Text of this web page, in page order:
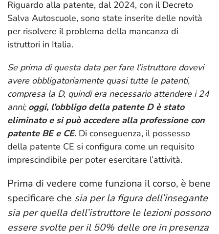
Riguardo alla patente, dal 2024, con il Decreto
Salva Autoscuole, sono state inserite delle novità
per risolvere il problema della mancanza di
istruttori in Italia.
Se prima di questa data per fare l’istruttore dovevi
avere obbligatoriamente quasi tutte le patenti,
compresa la D, quindi era necessario attendere i 24
anni; oggi, l’obbligo della patente D è stato
eliminato e si può accedere alla professione con
patente BE e CE. Di conseguenza, il possesso
della patente CE si configura come un requisito
imprescindibile per poter esercitare l’attività.
Prima di vedere come funziona il corso, è bene
specificare che sia per la figura dell’insegante
sia per quella dell’istruttore le lezioni possono
essere svolte per il 50% delle ore in presenza